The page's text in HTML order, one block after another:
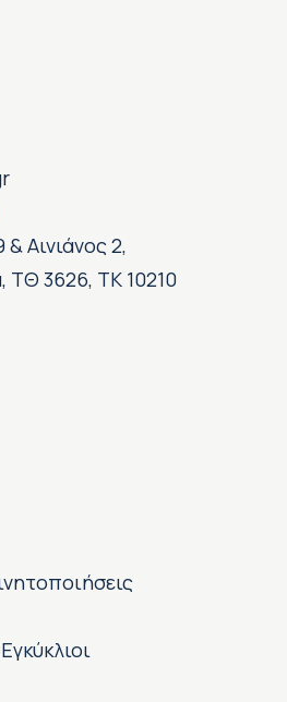
Αινιάνος 2,
ΤΘ 3626, ΤΚ 10210